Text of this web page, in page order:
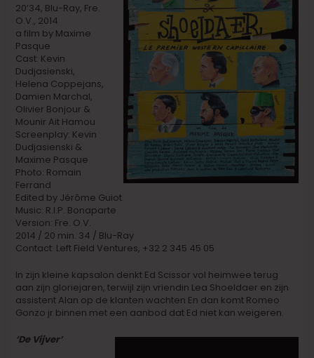
20’34, Blu-Ray, Fre.
O.V., 2014
a film by Maxime
Pasque
Cast: Kevin
Dudjasienski,
Helena Coppejans,
Damien Marchal,
Olivier Bonjour &
Mounir Ait Hamou
Screenplay: Kevin
Dudjasienski &
Maxime Pasque
Photo: Romain
Ferrand
Edited by Jérôme Guiot
Music: R.I.P. Bonaparte
Version: Fre. O.V.
2014 / 20 min. 34 / Blu-Ray
Contact: Left Field Ventures, +32 2 345 45 05
In zijn kleine kapsalon denkt Ed Scissor vol heimwee terug
aan zijn gloriejaren, terwijl zijn vriendin Lea Shoeldaer en zijn
assistent Alan op de klanten wachten En dan komt Romeo
Gonzo jr binnen met een aanbod dat Ed niet kan weigeren.
‘De Vijver’